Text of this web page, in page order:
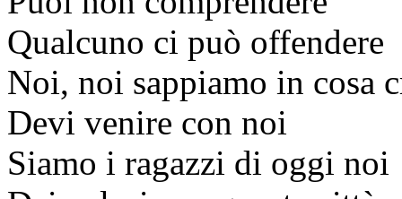
Qualcuno ci può offendere
Noi, noi sappiamo in cosa
Devi venire con noi
Siamo i ragazzi di oggi noi